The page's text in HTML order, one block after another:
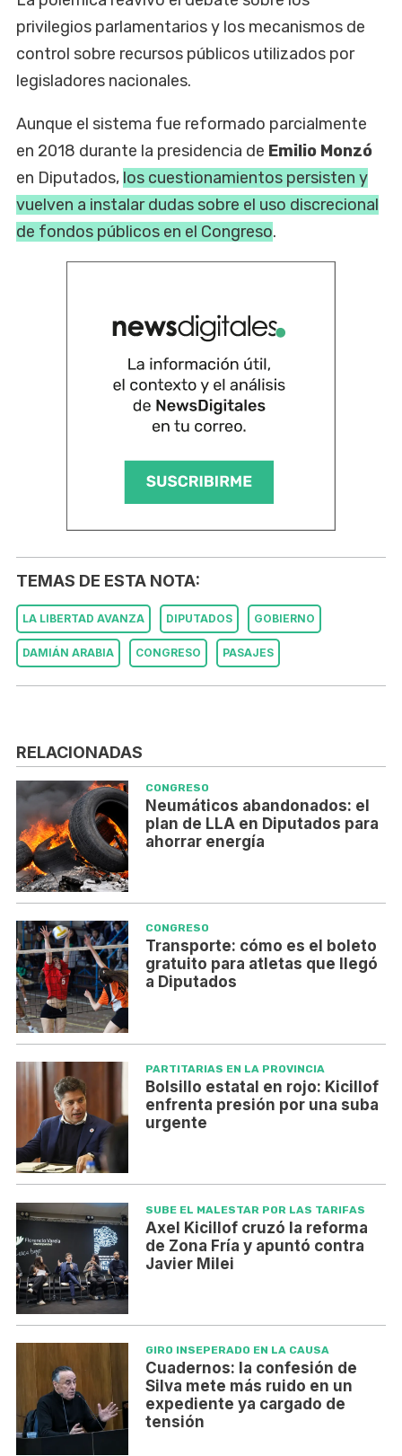
privilegios parlamentarios y los mecanismos de
control sobre recursos públicos utilizados por
legisladores nacionales.
Aunque el sistema fue reformado parcialmente
en 2018 durante la presidencia de Emilio Monzó
en Diputados, los cuestionamientos persisten y
vuelven a instalar dudas sobre el uso discrecional
de fondos públicos en el Congreso.
TEMAS DE ESTA NOTA:
LA LIBERTAD AVANZA DIPUTADOS GOBIERNO
DAMIÁN ARABIA CONGRESO PASAJES
RELACIONADAS
CONGRESO
Neumáticos abandonados: el
plan de LLA en Diputados para
ahorrar energía
CONGRESO
Transporte: cómo es el boleto
gratuito para atletas que llegó
a Diputados
PARTITARIAS EN LA PROVINCIA
Bolsillo estatal en rojo: Kicillof
enfrenta presión por una suba
urgente
SUBE EL MALESTAR POR LAS TARIFAS
Axel Kicillof cruzó la reforma
de Zona Fría y apuntó contra
Javier Milei
GIRO INSEPERADO EN LA CAUSA
Cuadernos: la confesión de
Silva mete más ruido en un
expediente ya cargado de
tensión